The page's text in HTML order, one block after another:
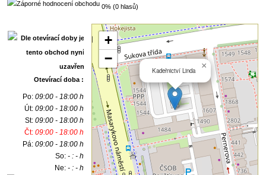
0% (0 hlasů)
Otevírací doba :
Po:09:00 - 18:00 h
Út:09:00 - 18:00 h
St:09:00 - 18:00 h
Čt:09:00 - 18:00 h
Pá:09:00 - 18:00 h
So:- : - h
Ne:- : - h
Kadeřnictví Linda ×
+
−